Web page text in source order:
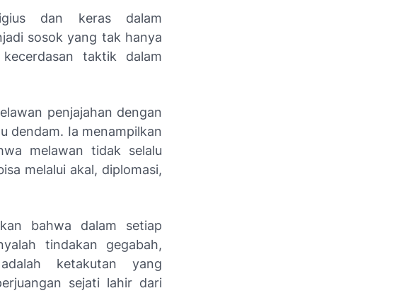
dan keras dalam
sosok yang tak hanya
taktik dalam
penjajahan dengan
dendam. Ia menampilkan
melawan tidak selalu
melalui akal, diplomasi,
bahwa dalam setiap
tindakan gegabah,
ketakutan yang
sejati lahir dari